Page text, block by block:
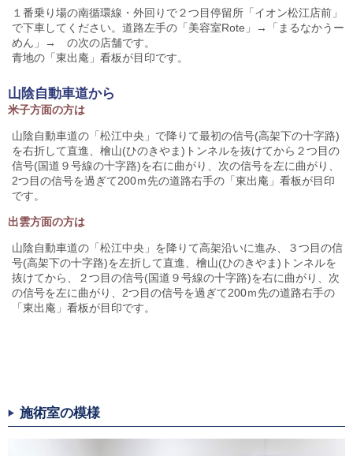
１番乗り場の南循環線・外回りで２つ目停留所「イオン松江店前」
で下車してください。道路左手の「美容室Rote」→「まるなかうー
めん」→ の次の店舗です。
青地の「東出庵」看板が目印です。
山陰自動車道から
米子方面の方は
山陰自動車道の「松江中央」で降りて最初の信号(高架下の十字路)
を右折して直進、檜山(ひのきやま)トンネルを抜けてから２つ目の
信号(国道９号線の十字路)を右に曲がり、次の信号を左に曲がり、
2つ目の信号を過ぎて200ｍ先の道路右手の「東出庵」看板が目印
です。
出雲方面の方は
山陰自動車道の「松江中央」を降りて高架沿いに進み、３つ目の信
号(高架下の十字路)を左折して直進、檜山(ひのきやま)トンネルを
抜けてから、２つ目の信号(国道９号線の十字路)を右に曲がり、次
の信号を左に曲がり、2つ目の信号を過ぎて200ｍ先の道路右手の
「東出庵」看板が目印です。
施術室の模様